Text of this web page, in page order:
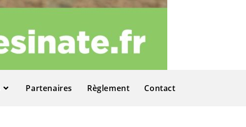
Partenaires Règlement Contact